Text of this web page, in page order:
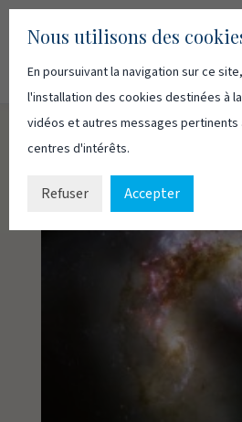
Nous utilisons des
En poursuivant la navigation sur ce
l'installation des cookies destinées à
vidéos et autres messages pertinents
centres d'intérêts.
Refuser Accepter